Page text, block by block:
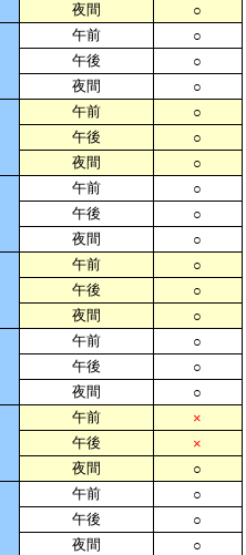
夜間
○
午前
○
午後
○
夜間
○
午前
○
午後
○
夜間
○
午前
○
午後
○
夜間
○
午前
○
午後
○
夜間
○
午前
○
午後
○
夜間
○
午前
×
午後
×
夜間
○
午前
○
午後
○
夜間
○